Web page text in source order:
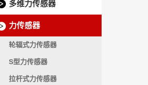
多维力传感器
力传感器
轮辐式力传感器
S型力传感器
拉杆式力传感器